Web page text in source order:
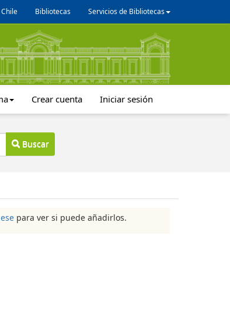
Bibliotecas Servicios de Bibliotecas
Crear cuenta Iniciar sesión
Buscar
para ver si puede añadirlos.